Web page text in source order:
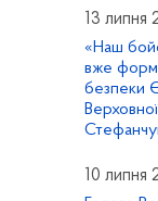
13 липня
«Наш
вже
безпеки
10 липня